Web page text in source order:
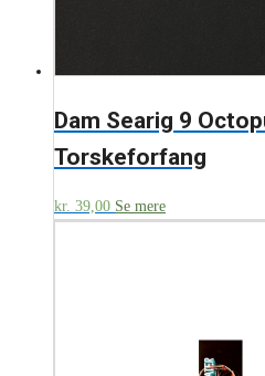
Dam Searig 9
Torskeforfang
kr. 39,00 Se mere